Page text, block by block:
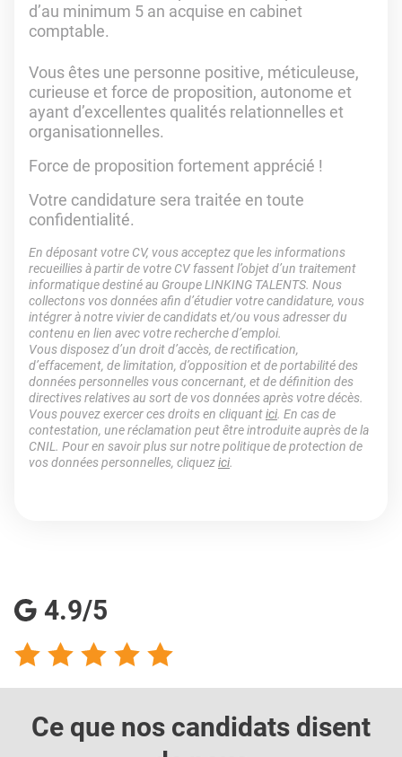
d’au minimum 5 an acquise en cabinet
comptable.
Vous êtes une personne positive, méticuleuse,
curieuse et force de proposition, autonome et
ayant d’excellentes qualités relationnelles et
organisationnelles.
Force de proposition fortement apprécié !
Votre candidature sera traitée en toute
confidentialité.
En déposant votre CV, vous acceptez que les informations
recueillies à partir de votre CV fassent l’objet d’un traitement
informatique destiné au Groupe LINKING TALENTS. Nous
collectons vos données afin d’étudier votre candidature, vous
intégrer à notre vivier de candidats et/ou vous adresser du
contenu en lien avec votre recherche d’emploi.
Vous disposez d’un droit d’accès, de rectification,
d’effacement, de limitation, d’opposition et de portabilité des
données personnelles vous concernant, et de définition des
directives relatives au sort de vos données après votre décès.
Vous pouvez exercer ces droits en cliquantici. En cas de
contestation, une réclamation peut être introduite auprès de la
CNIL. Pour en savoir plus sur notre politique de protection de
vos données personnelles, cliquezici.
4.9/5
Ce que nos candidats disent